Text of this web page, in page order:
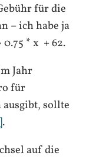
für die
– ich habe ja
* x + 62.
Jahr
für
ausgibt, sollte
.
auf die